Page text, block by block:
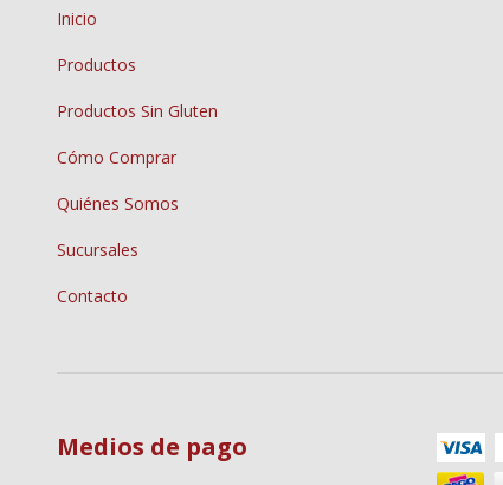
Inicio
Productos
Productos Sin Gluten
Cómo Comprar
Quiénes Somos
Sucursales
Contacto
Medios de pago